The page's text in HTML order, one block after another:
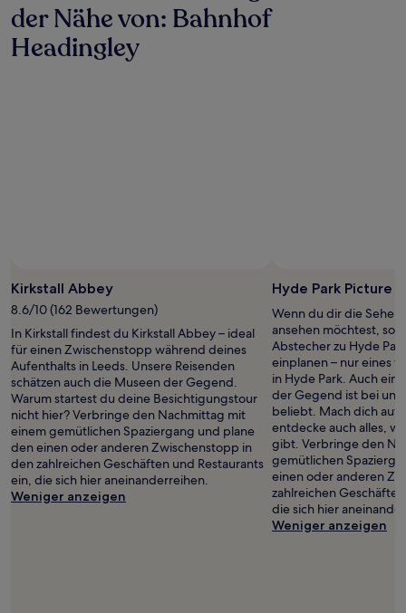
der Nähe von: Bahnhof
Headingley
Kirkstall Abbey
8.6/10 (162 Bewertungen)
In Kirkstall findest du Kirkstall Abbey – ideal
für einen Zwischenstopp während deines
Aufenthalts in Leeds. Unsere Reisenden
schätzen auch die Museen der Gegend.
Warum startest du deine Besichtigungstour
nicht hier? Verbringe den Nachmittag mit
einem gemütlichen Spaziergang und plane
den einen oder anderen Zwischenstopp in
den zahlreichen Geschäften und Restaurants
ein, die sich hier aneinanderreihen.
Weniger anzeigen
Hyde Park Picture
Wenn du dir die
ansehen möchtest,
Abstecher zu Hyde
einplanen – nur eines
in Hyde Park. Auch ein
der Gegend ist bei
beliebt. Mach dich auf
entdecke auch alles,
gibt. Verbringe den
gemütlichen
einen oder anderen
zahlreichen
die sich hier
Weniger anzeigen